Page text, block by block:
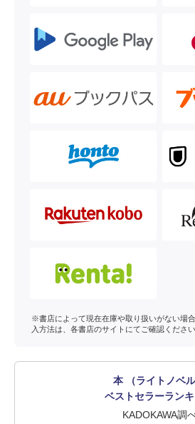
※書店によって現在在庫や取り扱いがない場
入方法は、各書店のサイトにてご確認ください
本 （ライトノベル
ベストセラーラン
KADOKAWA調